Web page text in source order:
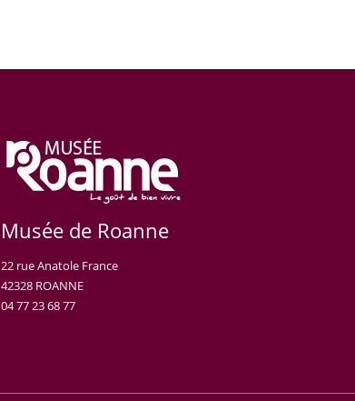
Musée de Roanne
22 rue Anatole France
42328 ROANNE
04 77 23 68 77